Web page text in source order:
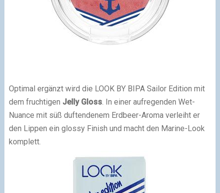
Optimal ergänzt wird die LOOK BY BIPA Sailor Edition mit
dem fruchtigen Jelly Gloss. In einer aufregenden Wet-
Nuance mit süß duftendenem Erdbeer-Aroma verleiht er
den Lippen ein glossy Finish und macht den Marine-Look
komplett.